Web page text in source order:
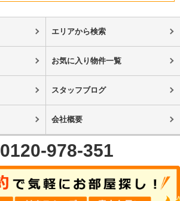
エリアから検索
お気に入り物件一覧
スタッフブログ
会社概要
0120-978-351